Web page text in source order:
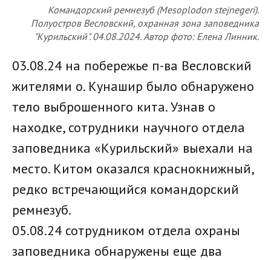
Командорский ремнезуб (Mesoplodon stejnegeri).
Полуостров Весловский, охранная зона заповедника
"Курильский". 04.08.2024. Автор фото: Елена Линник.
03.08.24 на побережье п-ва Весловский
жителями о. Кунашир было обнаружено
тело выброшенного кита. Узнав о
находке, сотрудники научного отдела
заповедника «Курильский» выехали на
место. Китом оказался краснокнижный,
редко встречающийся командорский
ремнезуб.
05.08.24 сотрудником отдела охраны
заповедника обнаружены еще два